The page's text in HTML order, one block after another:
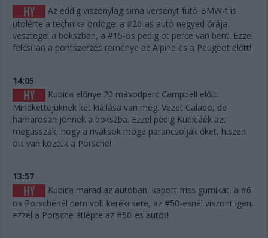
Az eddig viszonylag sima versenyt futó BMW-t is
utolérte a technika ördöge: a #20-as autó negyed órája
vesztegel a bokszban, a #15-ös pedig öt perce van bent. Ezzel
felcsillan a pontszerzés reménye az Alpine és a Peugeot előtt!
14:05
Kubica előnye 20 másodperc Campbell előtt.
Mindkettejüknek két kiállása van még. Vezet Calado, de
hamarosan jönnek a bokszba. Ezzel pedig Kubicáék azt
megússzák, hogy a riválisok mögé parancsolják őket, hiszen
ott van köztük a Porsche!
13:57
Kubica marad az autóban, kapott friss gumikat, a #6-
os Porschénél nem volt kerékcsere, az #50-esnél viszont igen,
ezzel a Porsche átlépte az #50-es autót!